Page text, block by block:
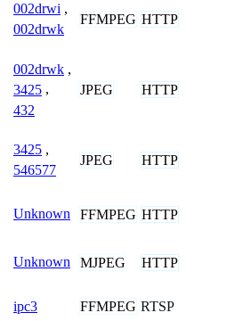
002drwi ,
002drwk
FFMPEG HTTP
002drwk ,
3425 ,
432
JPEG HTTP
3425 ,
546577
JPEG HTTP
Unknown FFMPEG HTTP
Unknown MJPEG HTTP
ipc3 FFMPEG RTSP